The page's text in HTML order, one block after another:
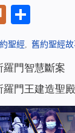
Plurk
享
聖經 舊約聖經
羅門智慧斷案
羅門王建造聖殿